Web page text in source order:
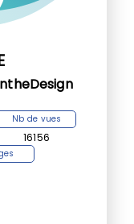
Nb de vues
16156